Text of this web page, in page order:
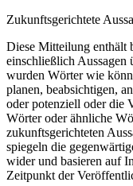
Zukunftsgerichtete
Diese Mitteilung enthält
einschließlich Aussagen
wurden Wörter wie
planen, beabsichtigen,
oder potenziell oder die
Wörter oder ähnliche
zukunftsgerichteten
spiegeln die
wider und basieren auf
Zeitpunkt der